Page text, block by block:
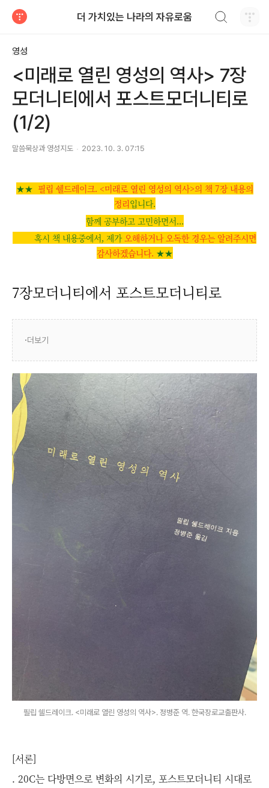
더 가치있는 나라의 자유로움
영성
<미래로 열린 영성의 역사> 7장
모더니티에서 포스트모더니티로
(1/2)
말씀묵상과 영성지도 2023. 10. 3. 07:15
★★ 필립 쉘드레이크. <미래로 열린 영성의 역사>의 책 7장 내용의
정리입니다.
함께 공부하고 고민하면서...
혹시 책 내용중에서, 제가오해하거나 오독한 경우는 알려주시면
감사하겠습니다. ★★
7장모더니티에서 포스트모더니티로
더보기
필립 쉘드레이크. <미래로 열린 영성의 역사>. 정병준 역. 한국장로교출판사.
[서론]
. 20C는 다방면으로 변화의 시기로, 포스트모더니티 시대로